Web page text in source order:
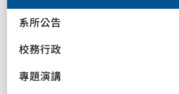
系所公告
校務行政
專題演講